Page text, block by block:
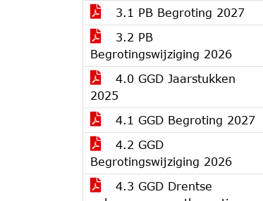
3.1 PB Begroting 2027
3.2 PB
Begrotingswijziging 2026
4.0 GGD Jaarstukken
2025
4.1 GGD Begroting 2027
4.2 GGD
Begrotingswijziging 2026
4.3 GGD Drentse